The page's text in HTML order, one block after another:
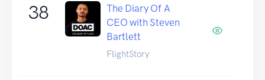
38
The Diary Of A
CEO with Steven
Bartlett
FlightStory